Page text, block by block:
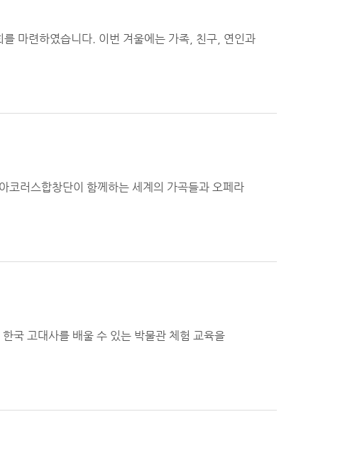
마련하였습니다. 이번 겨울에는 가족, 친구, 연인과
코러스합창단이 함께하는 세계의 가곡들과 오페라
국 고대사를 배울 수 있는 박물관 체험 교육을